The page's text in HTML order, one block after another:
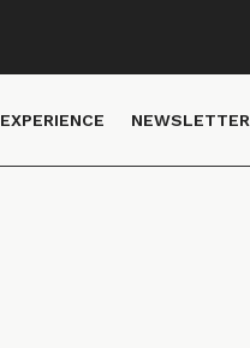
EXPERIENCE NEWSLETTER